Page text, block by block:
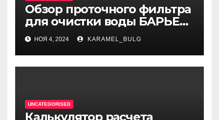
Обзор проточного фильтра
для очистки воды БАРЬЕР
ЭКСПЕРТ Слим Жесткость
НОЯ 4, 2024 KARAMEL_BULG
UNCATEGORISED
Калькулятор расчета